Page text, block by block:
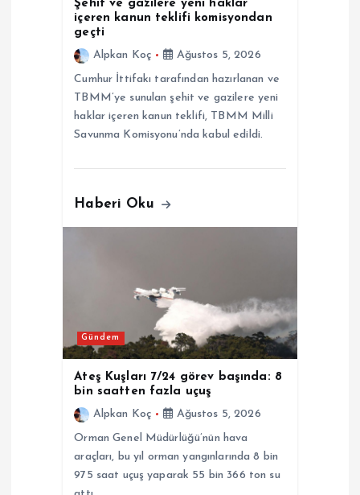
Şehit ve gazilere yeni haklar
içeren kanun teklifi komisyondan
geçti
Alpkan Koç
Ağustos 5, 2026
Cumhur İttifakı tarafından hazırlanan ve
TBMM’ye sunulan şehit ve gazilere yeni
haklar içeren kanun teklifi, TBMM Milli
Savunma Komisyonu’nda kabul edildi.
Haberi Oku
Gündem
Ateş Kuşları 7/24 görev başında: 8
bin saatten fazla uçuş
Alpkan Koç
Ağustos 5, 2026
Orman Genel Müdürlüğü’nün hava
araçları, bu yıl orman yangınlarında 8 bin
975 saat uçuş yaparak 55 bin 366 ton su